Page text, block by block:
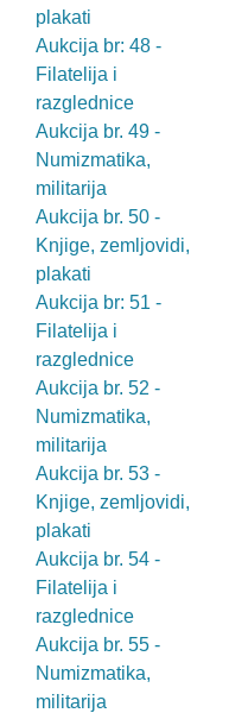
plakati
Aukcija br: 48 -
Filatelija i
razglednice
Aukcija br. 49 -
Numizmatika,
militarija
Aukcija br. 50 -
Knjige, zemljovidi,
plakati
Aukcija br: 51 -
Filatelija i
razglednice
Aukcija br. 52 -
Numizmatika,
militarija
Aukcija br. 53 -
Knjige, zemljovidi,
plakati
Aukcija br. 54 -
Filatelija i
razglednice
Aukcija br. 55 -
Numizmatika,
militarija